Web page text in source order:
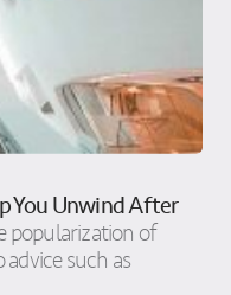
You Unwind After
popularization of
advice such as